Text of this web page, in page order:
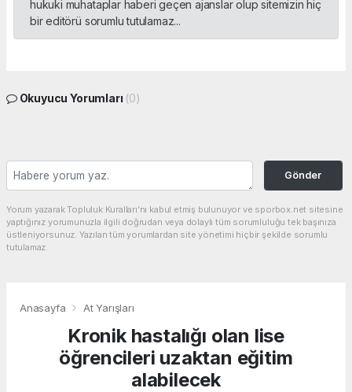
hukuki muhataplar haberi geçen ajanslar olup sitemizin hiç
bir editörü sorumlu tutulamaz...
Okuyucu Yorumları (0)
Gönder
Yorum yazarak Topluluk Kuralları’nı kabul etmiş bulunuyor ve sporbox.net sitesine
yaptığınız yorumunuzla ilgili doğrudan veya dolaylı tüm sorumluluğu tek başınıza
üstleniyorsunuz. Yazılan tüm yorumlardan site yönetimi hiçbir şekilde sorumlu
tutulamaz.
Anasayfa At Yarışları
Kronik hastalığı olan lise
öğrencileri uzaktan eğitim
alabilecek